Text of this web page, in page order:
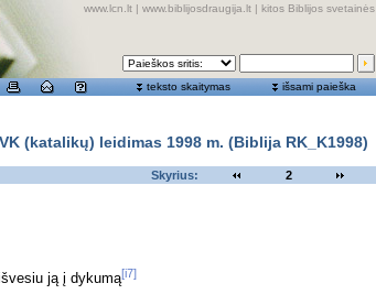
www.lcn.lt | www.biblijosdraugija.lt | kitos Biblijos svetainės
teksto skaitymas išsami paieška
(katalikų) leidimas 1998 m. (Biblija RK_K1998)
Skyrius: 2
ją į dykumą[i7]